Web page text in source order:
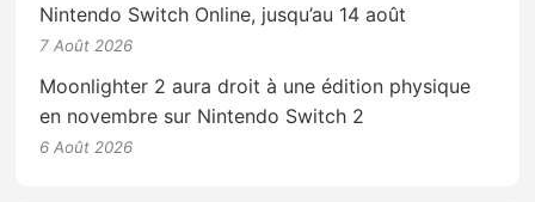
Nintendo Switch Online, jusqu’au 14 août
7 Août 2026
Moonlighter 2 aura droit à une édition physique
en novembre sur Nintendo Switch 2
6 Août 2026